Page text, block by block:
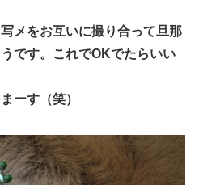
メをお互いに撮り合って旦那
です。これでOKでたらいい
ーす（笑）